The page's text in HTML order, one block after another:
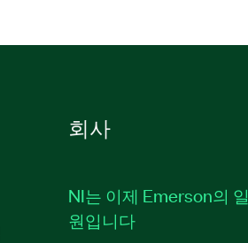
회사
NI는 이제 Emerson의 일
원입니다